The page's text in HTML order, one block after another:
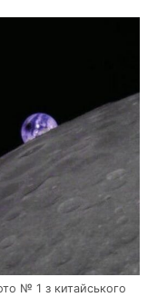
№ 1 з китайського